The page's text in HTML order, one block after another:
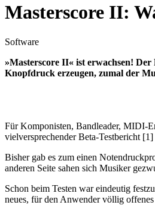
Masterscore II:
Software
»Masterscore II« ist erwachsen!
Knopfdruck erzeugen, zumal der
Für Komponisten, Bandleader, MIDI-
vielversprechender Beta-Testbericht
Bisher gab es zum einen
anderen Seite sahen sich Musiker
Schon beim Testen war eindeutig
neues, für den Anwender völlig